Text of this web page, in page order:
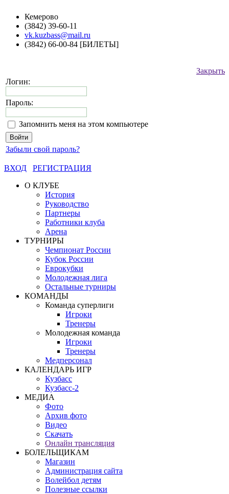
Кемерово
(3842) 39-60-11
vk.kuzbass@mail.ru
(3842) 66-00-84 [БИЛЕТЫ]
Закрыть
Логин:
Пароль:
Запомнить меня на этом компьютере
Забыли свой пароль?
ВХОД
РЕГИСТРАЦИЯ
О КЛУБЕ
История
Руководство
Партнеры
Работники клуба
Арена
ТУРНИРЫ
Чемпионат России
Кубок России
Еврокубки
Молодежная лига
Остальные турниры
КОМАНДЫ
Команда суперлиги
Игроки
Тренеры
Молодежная команда
Игроки
Тренеры
Медперсонал
КАЛЕНДАРЬ ИГР
Кузбасс
Кузбасс-2
МЕДИА
Фото
Архив фото
Видео
Скачать
Онлайн трансляция
БОЛЕЛЬЩИКАМ
Магазин
Администрация сайта
Волейбол детям
Полезные ссылки